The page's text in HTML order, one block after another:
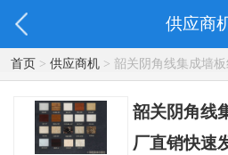
供应商
首页> 供应商机> 韶关阴角线集成墙
韶关阴角线
厂直销快速